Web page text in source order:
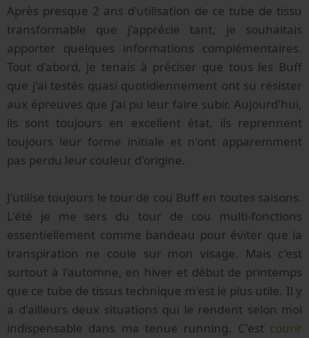
Après presque 2 ans d'utilisation de ce tube de tissu
transformable que j'apprécie tant, je souhaitais
apporter quelques informations complémentaires.
Tout d'abord, je tenais à préciser que tous les Buff
que j'ai testés quasi quotidiennement ont su résister
aux épreuves que j'ai pu leur faire subir. Aujourd'hui,
ils sont toujours en excellent état, ils reprennent
toujours leur forme initiale et n'ont apparemment
pas perdu leur couleur d'origine.
J'utilise toujours le tour de cou Buff en toutes saisons.
L'été je me sers du tour de cou multi-fonctions
essentiellement comme bandeau pour éviter que la
transpiration ne coule sur mon visage. Mais c'est
surtout à l'automne, en hiver et début de printemps
que ce tube de tissus technique m'est le plus utile. Il y
a d'ailleurs deux situations qui le rendent selon moi
indispensable dans ma tenue running. C'est courir